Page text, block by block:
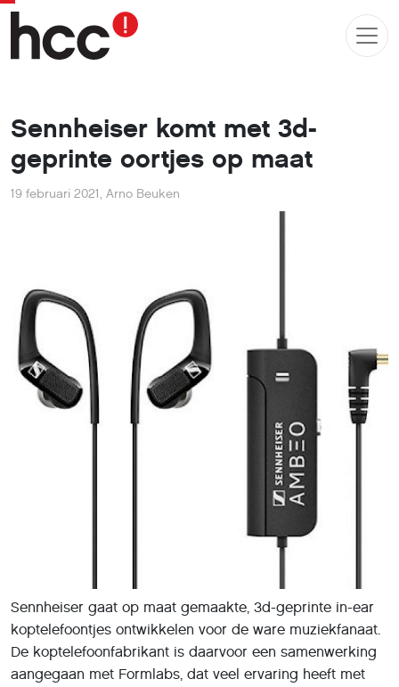
Sennheiser komt met 3d-
geprinte oortjes op maat
19 februari 2021, Arno Beuken
Sennheiser gaat op maat gemaakte, 3d-geprinte in-ear
koptelefoontjes ontwikkelen voor de ware muziekfanaat.
De koptelefoonfabrikant is daarvoor een samenwerking
aangegaan met Formlabs, dat veel ervaring heeft met